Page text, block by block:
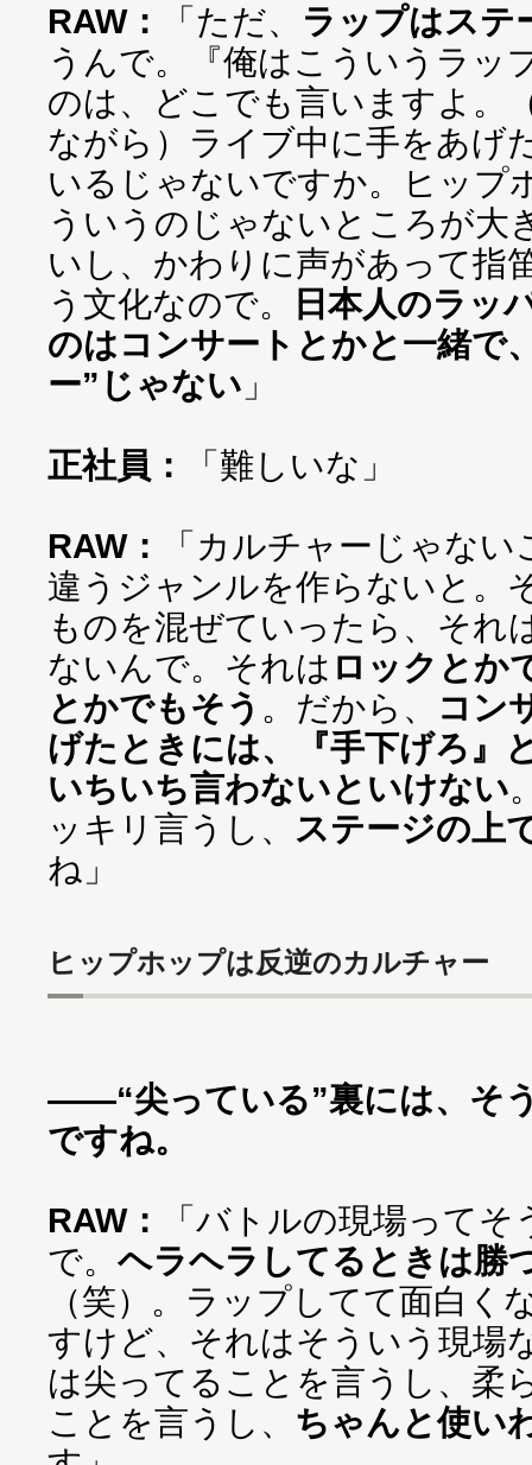
RAW： 「ただ、 ラップはステ
うんで。『俺はこういうラッ
のは、どこでも言いますよ。
ながら）ライブ中に手をあげ
いるじゃないですか。ヒップ
ういうのじゃないところが大
いし、かわりに声があって
う文化なので。
日本人のラッ
のはコンサートとかと一緒で
ー”じゃない 」
正社員： 「難しいな」
RAW：
「カルチャーじゃな
違うジャンルを作らないと。
ものを混ぜていったら、それ
ないんで。それは ロックとか
とかでもそう 。だから、
コン
げたときには、『手下げろ』
いちいち言わないといけない
ッキリ言うし、 ステージの上
ね」
ヒップホップは反逆のカルチャー
——“尖っている”裏には、そ
ですね。
RAW：
「バトルの現場って
で。 ヘラヘラしてるときは勝
（笑）。ラップしてて面白く
すけど、それはそういう現場
は尖ってることを言うし、柔
ことを言うし、 ちゃんと使い